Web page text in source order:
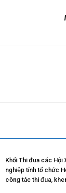
Khối Thi đua các Hội
nghiệp tỉnh tổ chức
công tác thi đua,